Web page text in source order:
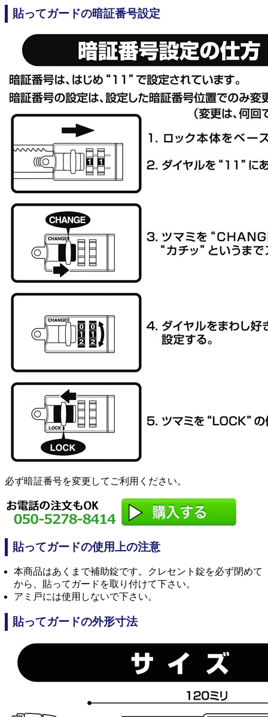
貼ってガードの暗証番号設定
必ず暗証番号を変更してご利用ください。
貼ってガードの使用上の注意
本商品はあくまで補助錠です。クレセント錠を必ず閉めて
から、貼ってガードを取り付けて下さい。
アミ戸には使用しないで下さい。
貼ってガードの外形寸法